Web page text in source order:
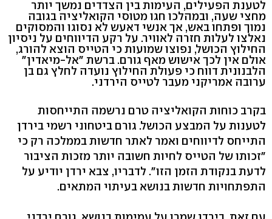
לטענת הפעילים, העימות בין הצדדים נמשך יותר
מחצי שעה, ובמהלכו חגו מטוסי הקואליציה בגובה
נמוך ופתחו באש, אך אנשי דאעש לא נסוגו והמסוקים
נאלצו לעלות חזרה לאוויר. על רקע הדיווחים על ניסיון
החילוץ הכושל, נפוצו שמועות כי הטייס הוצא להורג,
אולם אין לכך אישוש מאף גורם. ברשת "אל-מיאדין"
הלבנונית דווח כי פעולת החילוץ נועדה לחלץ גם בן
ערובה אמריקני מעבר לטייס הירדני.
בקרב כוחות הקואליציה טרם נרשמה התייחסות
לטענות על המבצע הכושל. גורם ביטחוני רשמי בירדן
התייחס לדיווחים ואמר לאתר חדשות בממלכה רק כי
"זכותו של הטייס לחיות חשובה יותר מזכות הציבור
לדעת בנקודת הזמן הזו". לדבריו, צבא ירדן יודיע על
התפתחויות חדשות בנושא בעיתוי המתאים.